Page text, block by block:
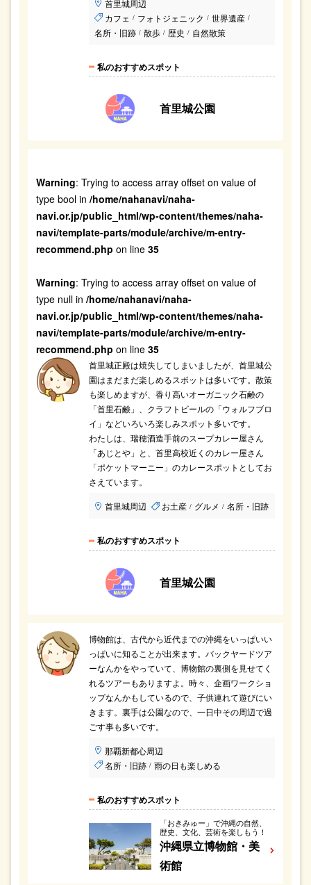
首里城周辺
カフェ / フォトジェニック / 世界遺産 /
名所・旧跡 / 散歩 / 歴史 / 自然散策
私のおすすめスポット
首里城公園
Warning: Trying to access array offset on value of
type bool in /home/nahanavi/naha-
navi.or.jp/public_html/wp-content/themes/naha-
navi/template-parts/module/archive/m-entry-
recommend.php on line 35
Warning: Trying to access array offset on value of
type null in /home/nahanavi/naha-
navi.or.jp/public_html/wp-content/themes/naha-
navi/template-parts/module/archive/m-entry-
recommend.php on line 35
首里城正殿は焼失してしまいましたが、首里城公
園はまだまだ楽しめるスポットは多いです。散策
も楽しめますが、香り高いオーガニック石鹸の
「首里石鹸」、クラフトビールの「ウォルフブロ
イ」などいろいろ楽しみスポット多いです。
わたしは、瑞穂酒造手前のスープカレー屋さん
「あじとや」と、首里高校近くのカレー屋さん
「ポケットマーニー」のカレースポットとしてお
さえています。
首里城周辺 お土産 / グルメ / 名所・旧跡
私のおすすめスポット
首里城公園
博物館は、古代から近代までの沖縄をいっぱいい
っぱいに知ることが出来ます。バックヤードツア
ーなんかをやっていて、博物館の裏側を見せてく
れるツアーもありますよ。時々、企画ワークショ
ップなんかもしているので、子供連れて遊びにい
きます。裏手は公園なので、一日中その周辺で過
ごす事も多いです。
那覇新都心周辺
名所・旧跡 / 雨の日も楽しめる
私のおすすめスポット
「おきみゅー」で沖縄の自然、
歴史、文化、芸術を楽しもう！
沖縄県立博物館・美
術館